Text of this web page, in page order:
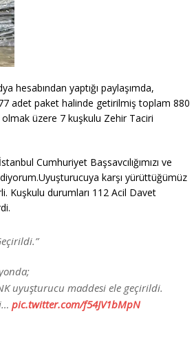
hesabından yaptığı paylaşımda,
adet paket halinde getirilmiş toplam 880
olmak üzere 7 kuşkulu Zehir Taciri
Cumhuriyet Başsavcılığımızı ve
karşı yürüttüğümüz
Kuşkulu durumları 112 Acil Davet
uyuşturucu maddesi ele geçirildi.
pic.twitter.com/f54JV1bMpN